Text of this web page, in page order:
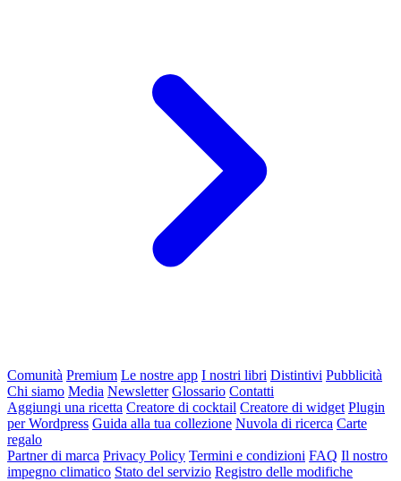
Comunità Premium Le nostre app I nostri libri Distintivi Pubblicità
Chi siamo Media Newsletter Glossario Contatti
Aggiungi una ricetta Creatore di cocktail Creatore di widget Plugin
per Wordpress Guida alla tua collezione Nuvola di ricerca Carte
regalo
Partner di marca Privacy Policy Termini e condizioni FAQ Il nostro
impegno climatico Stato del servizio Registro delle modifiche